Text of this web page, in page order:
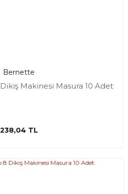
Bernette
Makinesi Masura 10 Adet
238,04 TL